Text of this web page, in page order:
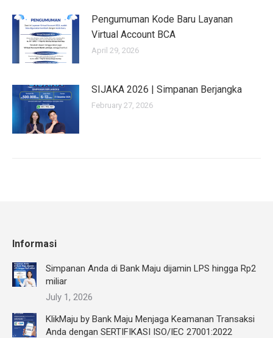
Pengumuman Kode Baru Layanan
Virtual Account BCA
April 29, 2026
SIJAKA 2026 | Simpanan Berjangka
February 27, 2026
Informasi
Simpanan Anda di Bank Maju dijamin LPS hingga Rp2
miliar
July 1, 2026
KlikMaju by Bank Maju Menjaga Keamanan Transaksi
Anda dengan SERTIFIKASI ISO/IEC 27001:2022